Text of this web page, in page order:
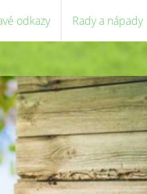
odkazy Rady a nápady